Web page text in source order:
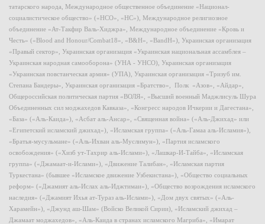
татарского народа, Международное общественное объединение «Национал-
социалистическое общество» («НСО», «НС»), Международное религиозное
объединение «Ат-Такфир Валь-Хиджра», Международное объединение «Кровь и
Честь» («Blood and Honour/Combat18», «B&H», «BandH»), Украинская организация
«Правый сектор», Украинская организация «Украинская национальная ассамблея –
Украинская народная самооборона» (УНА - УНСО), Украинская организация
«Украинская повстанческая армия» (УПА), Украинская организация «Тризуб им.
Степана Бандеры», Украинская организация «Братство», Полк «Азов», «Айдар»,
Общероссийская политическая партия «ВОЛЯ», «Высший военный Маджлисуль Шура
Объединенных сил моджахедов Кавказа», «Конгресс народов Ичкерии и Дагестана»,
«База» («Аль-Каида»), «Асбат аль-Ансар», «Священная война» («Аль-Джихад» или
«Египетский исламский джихад»), «Исламская группа» («Аль-Гамаа аль-Исламия»),
«Братья-мусульмане» («Аль-Ихван аль-Муслимун»), «Партия исламского
освобождения» («Хизб ут-Тахрир аль-Ислами»), «Лашкар-И-Тайба», «Исламская
группа» («Джамаат-и-Ислами»), «Движение Талибан», «Исламская партия
Туркестана» (бывшее «Исламское движение Узбекистана»), «Общество социальных
реформ» («Джамият аль-Ислах аль-Иджтимаи»), «Общество возрождения исламского
наследия» («Джамият Ихья ат-Тураз аль-Ислами»), «Дом двух святых» («Аль-
Харамейн»), «Джунд аш-Шам» (Войско Великой Сирии), «Исламский джихад –
Джамаат моджахедов», «Аль-Каида в странах исламского Магриба», «Имарат